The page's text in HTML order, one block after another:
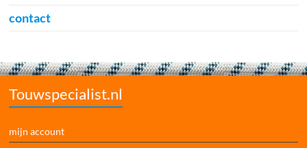
contact
Touwspecialist.nl
mijn account